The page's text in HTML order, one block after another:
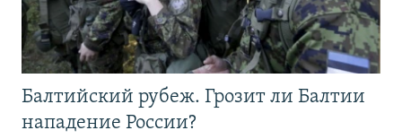
Балтийский рубеж. Грозит ли Балтии
нападение России?